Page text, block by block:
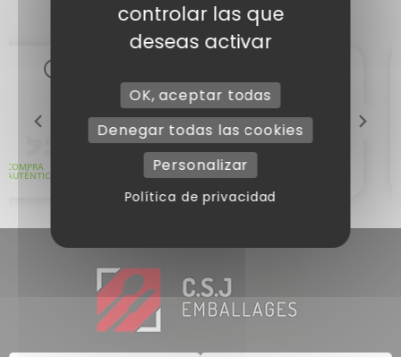
controlar las que
deseas activar
OK, aceptar todas
Denegar todas las cookies
Personalizar
Política de privacidad